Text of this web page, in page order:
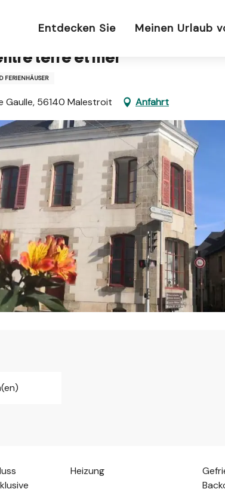
Entdecken Sie Meinen Urlaub
terre et mer
FERIENHÄUSER
Gaulle, 56140 Malestroit Anfahrt
Heizung